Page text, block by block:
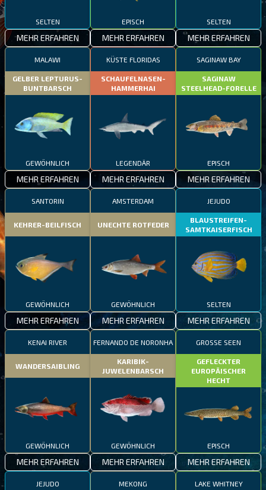
SELTEN
MEHR ERFAHREN
EPISCH
MEHR ERFAHREN
SELTEN
MEHR ERFAHREN
MALAWI
GELBER LEPTURUS-
BUNTBARSCH
GEWÖHNLICH
MEHR ERFAHREN
KÜSTE FLORIDAS
SCHAUFELNASEN-
HAMMERHAI
LEGENDÄR
MEHR ERFAHREN
SAGINAW BAY
SAGINAW
STEELHEAD-FORELLE
EPISCH
MEHR ERFAHREN
SANTORIN
KEHRER-BEILFISCH
GEWÖHNLICH
MEHR ERFAHREN
AMSTERDAM
UNECHTE ROTFEDER
GEWÖHNLICH
MEHR ERFAHREN
JEJUDO
BLAUSTREIFEN-
SAMTKAISERFISCH
SELTEN
MEHR ERFAHREN
KENAI RIVER
WANDERSAIBLING
GEWÖHNLICH
MEHR ERFAHREN
FERNANDO DE NORONHA
KARIBIK-
JUWELENBARSCH
GEWÖHNLICH
MEHR ERFAHREN
GROSSE SEEN
GEFLECKTER
EUROPÄISCHER
HECHT
EPISCH
MEHR ERFAHREN
JEJUDO MEKONG LAKE WHITNEY